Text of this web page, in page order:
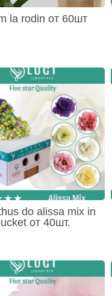
(Srelitzia) 5
(Trachelium) 5
(Freziya) 41
(Celosia) 11
(Oxypetalum) 6
1
243
(Eremurus) 5
la rodin от 60шт
do alissa mix in
от 40шт.